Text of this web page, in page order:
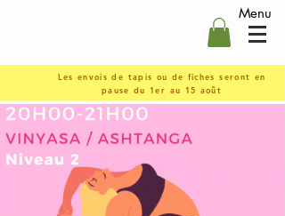
Menu
Les envois de tapis ou de fiches seront en
pause du 1er au 15 août